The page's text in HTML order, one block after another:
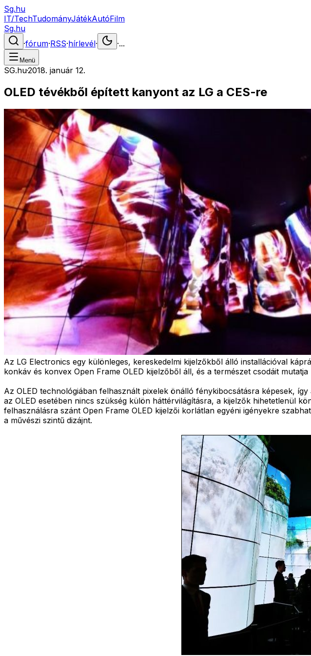
Sg.hu
IT/TechTudományJátékAutóFilm
Sg.hu
·fórum·RSS·hírlevél· ·...
Menü
SG.hu·2018. január 12.
OLED tévékből épített kanyont az LG a CES-re
Az LG Electronics egy különleges, kereskedelmi kijelzőkből álló installációval
konkáv és konvex Open Frame OLED kijelzőből áll, és a természet csodáit mutatja
Az OLED technológiában felhasznált pixelek önálló fénykibocsátásra képesek,
az OLED esetében nincs szükség külön háttérvilágításra, a kijelzők hihetetlenül
felhasználásra szánt Open Frame OLED kijelzői korlátlan egyéni igényekre
a művészi szintű dizájnt.